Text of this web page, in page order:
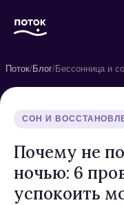
Поток/Блог/Бессонница и
СОН И
Почему не
ночью: 6
успокоить